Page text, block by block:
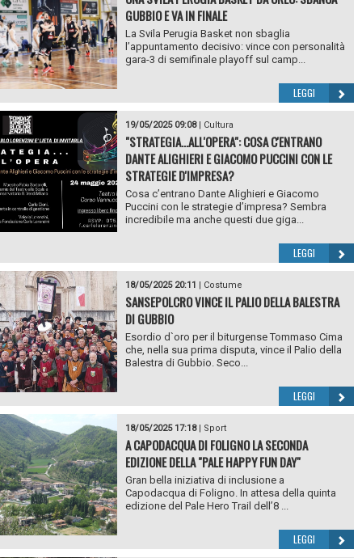
GUBBIO E VA IN FINALE
La Svila Perugia Basket non sbaglia
l’appuntamento decisivo: vince con personalità
gara-3 di semifinale playoff sul camp...
LEGGI
19/05/2025 09:08| Cultura
"STRATEGIA...ALL'OPERA": COSA C'ENTRANO
DANTE ALIGHIERI E GIACOMO PUCCINI CON LE
STRATEGIE D'IMPRESA?
Cosa c’entrano Dante Alighieri e Giacomo
Puccini con le strategie d’impresa? Sembra
incredibile ma anche questi due giga...
LEGGI
18/05/2025 20:11 Costume
SANSEPOLCRO VINCE IL PALIO DELLA BALESTRA
DI GUBBIO
Esordio d`oro per il biturgense Tommaso Cima
che, nella sua prima disputa, vince il Palio della
Balestra di Gubbio. Seco...
LEGGI
18/05/2025 17:18| Sport
A CAPODACQUA DI FOLIGNO LA SECONDA
EDIZIONE DELLA "PALE HAPPY FUN DAY"
Gran bella iniziativa di inclusione a
Capodacqua di Foligno. In attesa della quinta
edizione del Pale Hero Trail dell’8 ...
LEGGI